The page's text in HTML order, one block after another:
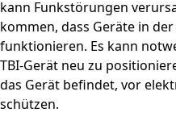
kann Funkstörungen
kommen, dass Geräte in
funktionieren. Es kann
TBI-Gerät neu zu
das Gerät befindet, vor
schützen.